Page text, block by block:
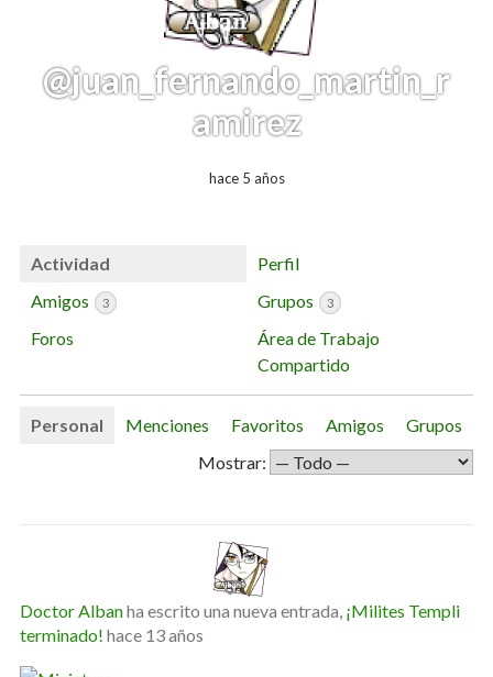
@juan_fernando_martin_r
amirez
hace 5 años
Actividad
Perfil
Amigos
3 Grupos 3
Foros
Área de Trabajo
Compartido
Personal Menciones Favoritos Amigos
Grupos
Mostrar:
Doctor Albanha escrito una nueva entrada, ¡Milites Templi
terminado! hace 13 años